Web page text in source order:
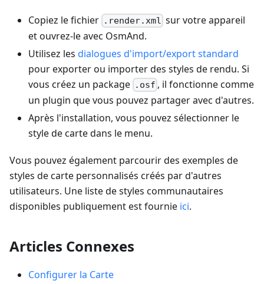
Copiez le fichier .render.xml sur votre appareil
et ouvrez-le avec OsmAnd.
Utilisez les dialogues d'import/export standard
pour exporter ou importer des styles de rendu. Si
vous créez un package .osf , il fonctionne comme
un plugin que vous pouvez partager avec d'autres.
Après l'installation, vous pouvez sélectionner le
style de carte dans le menu.
Vous pouvez également parcourir des exemples de
styles de carte personnalisés créés par d'autres
utilisateurs. Une liste de styles communautaires
disponibles publiquement est fournie ici.
Articles Connexes
Configurer la Carte